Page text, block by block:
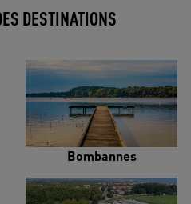
DESTINATIONS
Bombannes